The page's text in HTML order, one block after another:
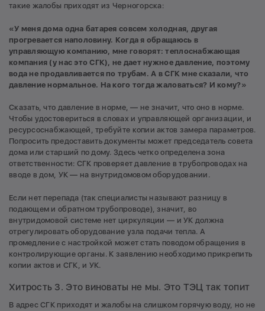
такие жалобы приходят из Черногорска:
«У меня дома одна батарея совсем холодная, другая
прогревается наполовину. Когда я обращаюсь в
управляющую компанию, мне говорят: теплоснабжающая
компания (у нас это СГК), не дает нужное давление, поэтому
вода не продавливается по трубам. А в СГК мне сказали, что
давление нормальное. На кого тогда жаловаться? И кому?»
Сказать, что давление в норме, — не значит, что оно в норме.
Чтобы удостовериться в словах и управляющей организации, и
ресурсоснабжающей, требуйте копии актов замера параметров.
Попросить предоставить документы может председатель совета
дома или старший по дому. Здесь четко определена зона
ответственности: СГК проверяет давление в трубопроводах на
вводе в дом, УК — на внутридомовом оборудовании.
Если нет перепада (так специалисты называют разницу в
подающем и обратном трубопроводе), значит, во
внутридомовой системе нет циркуляции — и УК должна
отрегулировать оборудование узла подачи тепла. А
промедление с настройкой может стать поводом обращения в
контролирующие органы. К заявлению необходимо прикрепить
копии актов и СГК, и УК.
Хитрость 3. Это виноваты не мы. Это ТЭЦ так топит
В адрес СГК приходят и жалобы на слишком горячую воду, но не